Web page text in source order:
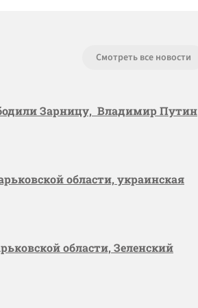
Смотреть все новости
Зарницу, Владимир Путин
области, украинская
области, Зеленский